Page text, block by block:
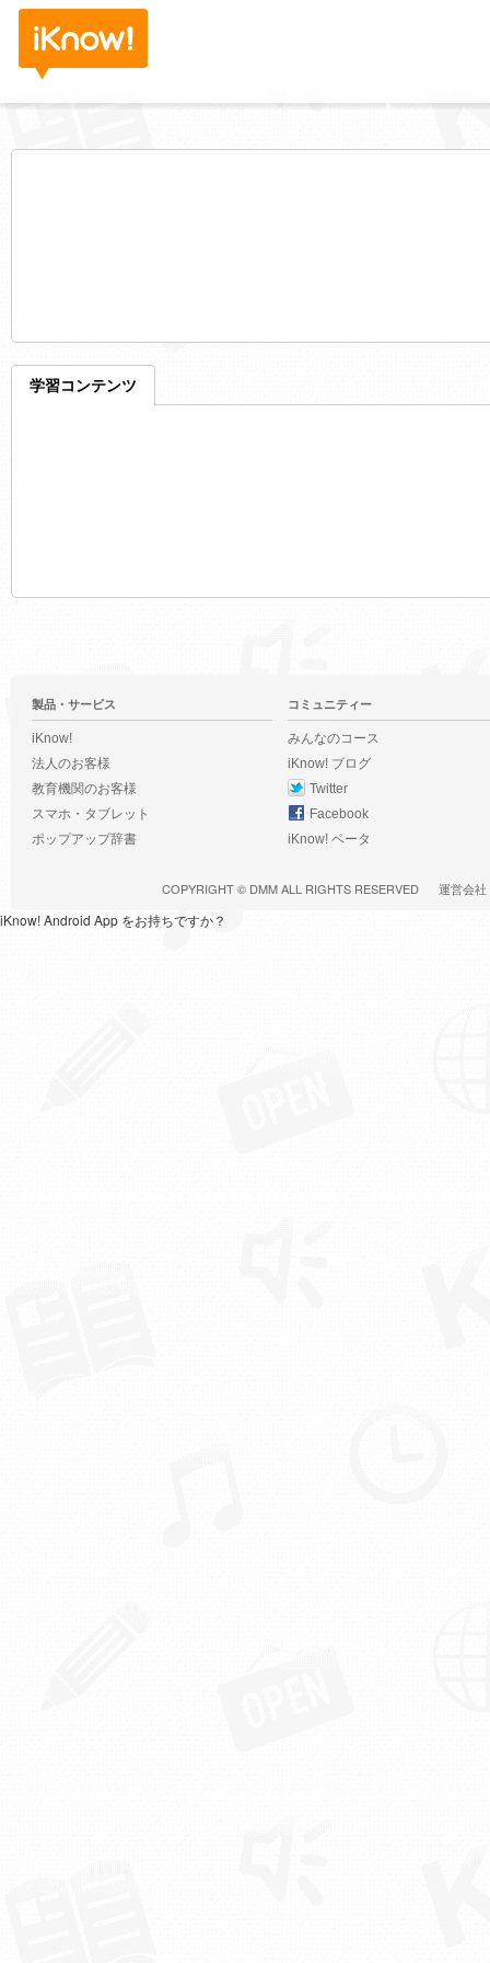
学習コンテンツ
製品・サービス
iKnow!
法人のお客様
教育機関のお客様
スマホ・タブレット
ポップアップ辞書
コミュニティー
みんなのコース
iKnow! ブログ
Twitter
Facebook
iKnow! ベータ
COPYRIGHT © DMMALL RIGHTS RESERVED 運営会社
iKnow! Android App をお持ちですか？